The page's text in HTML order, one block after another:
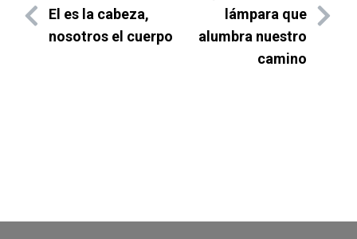
El es la cabeza,
nosotros el cuerpo
lámpara que
alumbra nuestro
camino